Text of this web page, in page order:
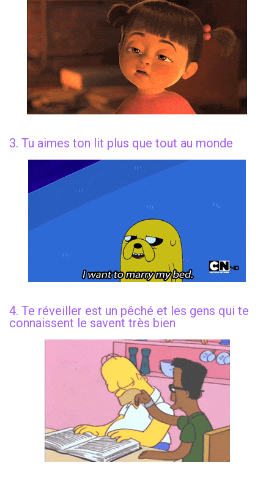
3. Tu aimes ton lit plus que tout au monde
4. Te réveiller est un pêché et les gens qui te
connaissent le savent très bien